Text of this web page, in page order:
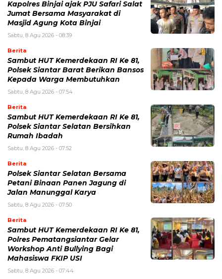
Kapolres Binjai ajak PJU Safari Salat
Jumat Bersama Masyarakat di
Masjid Agung Kota Binjai
Sabtu, 8 Agu 2026 - 08:39
Berita
Sambut HUT Kemerdekaan RI Ke 81,
Polsek Siantar Barat Berikan Bansos
Kepada Warga Membutuhkan
Sabtu, 8 Agu 2026 - 07:54
Berita
Sambut HUT Kemerdekaan RI Ke 81,
Polsek Siantar Selatan Bersihkan
Rumah Ibadah
Sabtu, 8 Agu 2026 - 07:52
Berita
Polsek Siantar Selatan Bersama
Petani Binaan Panen Jagung di
Jalan Manunggal Karya
Sabtu, 8 Agu 2026 - 07:50
Berita
Sambut HUT Kemerdekaan RI Ke 81,
Polres Pematangsiantar Gelar
Workshop Anti Bullying Bagi
Mahasiswa FKIP USI
Sabtu, 8 Agu 2026 - 07:44